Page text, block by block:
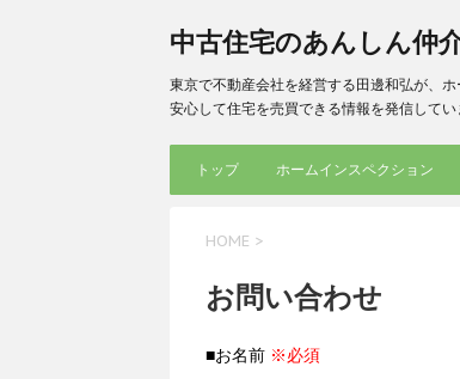
中古住宅のあんしん仲
東京で不動産会社を経営する田邊和弘が、
安心して住宅を売買できる情報を発信してい
トップ ホームインスペクション
HOME >
お問い合わせ
■お名前 ※必須